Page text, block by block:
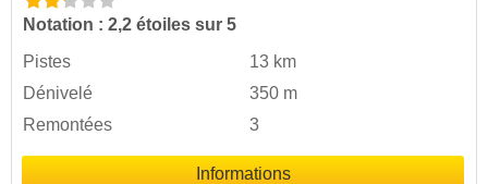
Notation : 2,2 étoiles sur 5
Pistes
13 km
Dénivelé
350 m
Remontées
3
Informations